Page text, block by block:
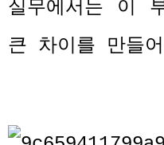
실무에서는 이
큰 차이를 만들